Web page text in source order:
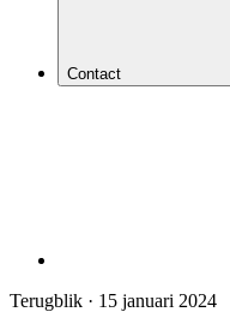
Contact
Terugblik · 15 januari 2024